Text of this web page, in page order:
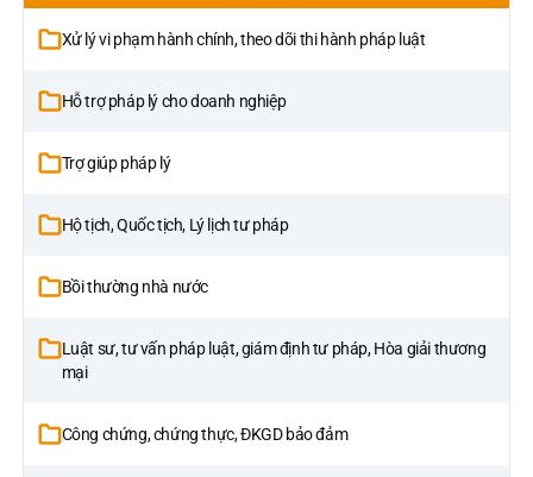
Xử lý vi phạm hành chính, theo dõi thi hành pháp luật
Hỗ trợ pháp lý cho doanh nghiệp
Trợ giúp pháp lý
Hộ tịch, Quốc tịch, Lý lịch tư pháp
Bồi thường nhà nước
Luật sư, tư vấn pháp luật, giám định tư pháp, Hòa giải thương
mại
Công chứng, chứng thực, ĐKGD bảo đảm